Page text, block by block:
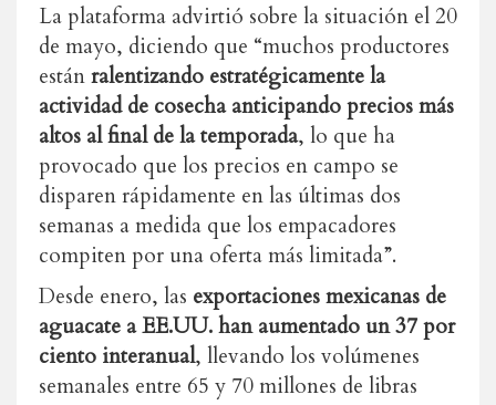
La plataforma advirtió sobre la situación el 20
de mayo, diciendo que “muchos productores
estánralentizando estratégicamente la
actividad de cosecha anticipando precios más
altos al final de la temporada, lo que ha
provocado que los precios en campo se
disparen rápidamente en las últimas dos
semanas a medida que los empacadores
compiten por una oferta más limitada”.
Desde enero, las exportaciones mexicanas de
aguacate a EE.UU. han aumentado un 37 por
ciento interanual, llevando los volúmenes
semanales entre 65 y 70 millones de libras